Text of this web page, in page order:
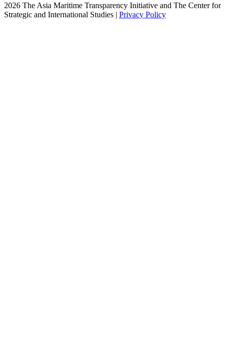
2026 The Asia Maritime Transparency Initiative and The Center for
Strategic and International Studies | Privacy Policy